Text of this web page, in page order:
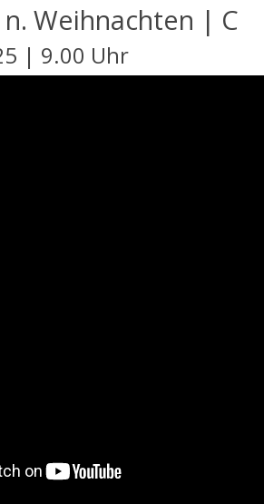
Weihnachten | C
| 9.00 Uhr